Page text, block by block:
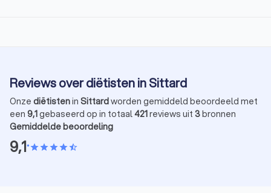
Reviews over diëtisten in Sittard
Onze diëtistenin Sittardworden gemiddeld beoordeeld met
een 9,1gebaseerd op in totaal421reviews uit 3bronnen
Gemiddelde beoordeling
9,1•starstarstarstarstar_half